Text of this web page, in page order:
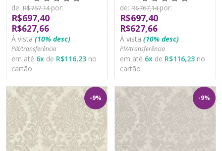
de: R$767,14por:
R$697,40
R$627,66
À vista (10% desc)
PIX/transferência
em até 6x de R$116,23 no
cartão
de: R$767,14por:
R$697,40
R$627,66
À vista (10% desc)
PIX/transferência
em até 6x de R$116,23 no
cartão
-9% -9%